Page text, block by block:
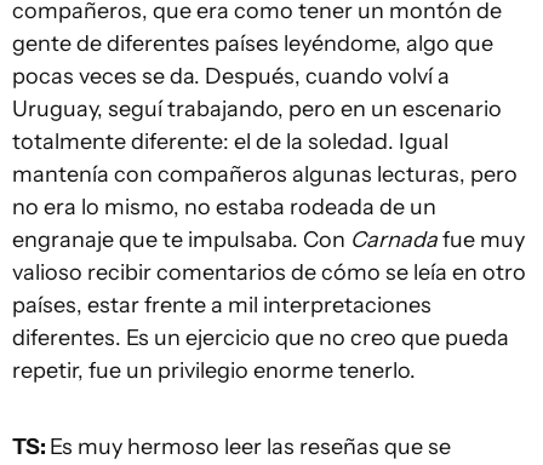
compañeros, que era como tener un montón de
gente de diferentes países leyéndome, algo que
pocas veces se da. Después, cuando volví a
Uruguay, seguí trabajando, pero en un escenario
totalmente diferente: el de la soledad. Igual
mantenía con compañeros algunas lecturas, pero
no era lo mismo, no estaba rodeada de un
engranaje que te impulsaba. Con Carnadafue muy
valioso recibir comentarios de cómo se leía en otro
países, estar frente a mil interpretaciones
diferentes. Es un ejercicio que no creo que pueda
repetir, fue un privilegio enorme tenerlo.
TS: Es muy hermoso leer las reseñas que se